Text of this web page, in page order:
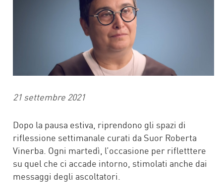
21 settembre 2021
Dopo la pausa estiva, riprendono gli spazi di
riflessione settimanale curati da Suor Roberta
Vinerba. Ogni martedì, l’occasione per rifletttere
su quel che ci accade intorno, stimolati anche dai
messaggi degli ascoltatori.